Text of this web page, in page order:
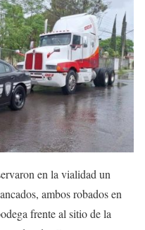
en la vialidad un
ambos robados en
frente al sitio de la